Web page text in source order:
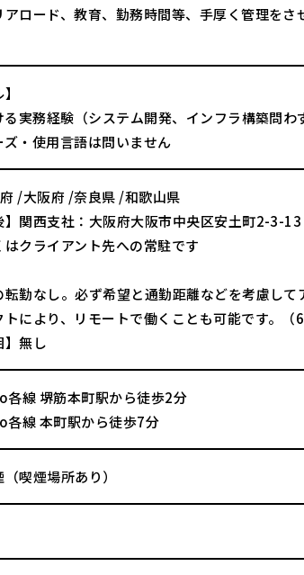
ロード、教育、勤務時間等、手厚く管理を
る実務経験（システム開発、インフラ構築問
・使用言語は問いません
/大阪府 /奈良県 /和歌山県
】関西支社：大阪府大阪市中央区安土町2-3-13
クライアント先への常駐です
勤なし。必ず希望と通勤距離などを考慮して
により、リモートで働くことも可能です。（
】無し
線 堺筋本町駅から徒歩2分
線 本町駅から徒歩7分
喫煙場所あり）